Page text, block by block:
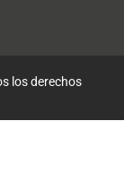
los derechos